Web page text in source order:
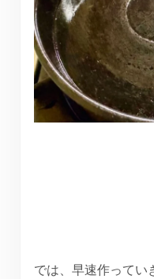
では、早速作ってい